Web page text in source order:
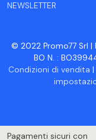
NEWSLETTER
© 2022 Promo77 Srl |
BO N. :
Condizioni di vendita |
Pagamenti sicuri con